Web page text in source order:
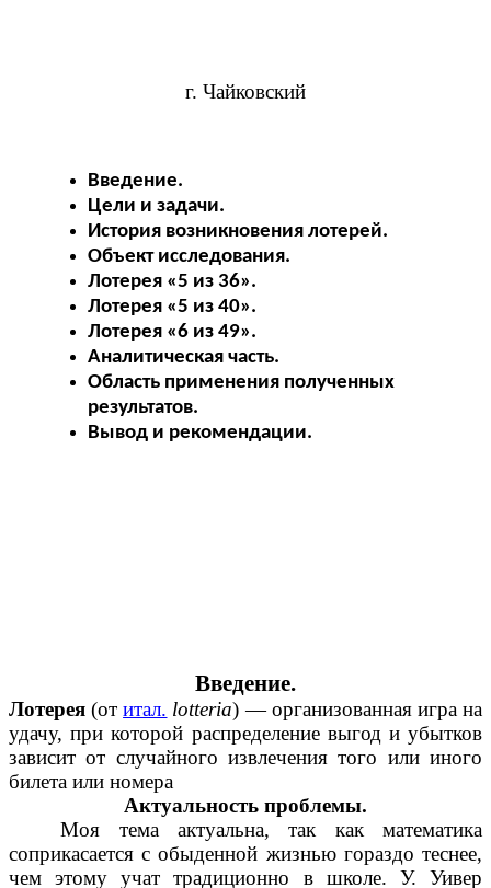
г. Чайковский
Введение.
Цели и задачи.
История возникновения лотерей.
Объект исследования.
Лотерея «5 из 36».
Лотерея «5 из 40».
Лотерея «6 из 49».
Аналитическая часть.
Область применения полученных
результатов.
Вывод и рекомендации.
Введение.
Лотерея (отитал. lotteria) — организованная игра на
удачу, при которой распределение выгод и убытков
зависит от случайного извлечения того или иного
билета или номера
Актуальность проблемы.
Моя тема актуальна, так как математика
соприкасается с обыденной жизнью гораздо теснее,
чем этому учат традиционно в школе. У. Уивер